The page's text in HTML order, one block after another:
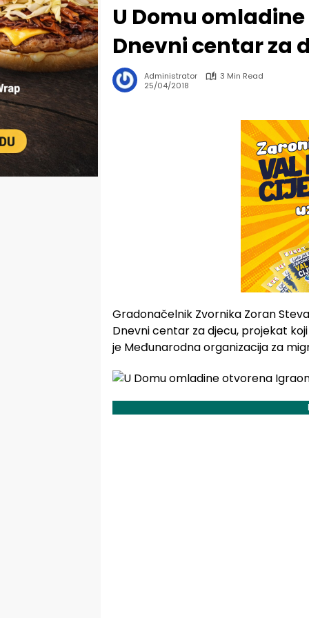
U Domu
Dnevni centar za
Administrator
3 Min Read
25/04/2018
Gradonačelnik Zvornika Zoran
Dnevni centar za djecu, projekat
je Međunarodna organizacija za